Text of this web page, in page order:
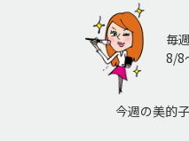
毎
8/8
今週の美的